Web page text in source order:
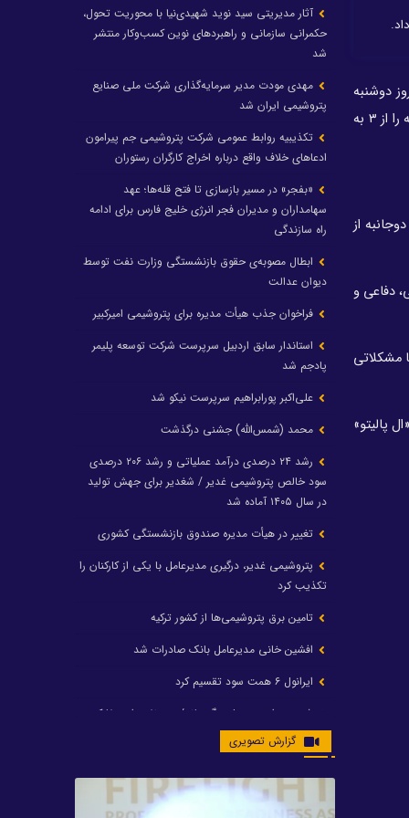
دوشنبه
در جریان سفر به کاراکاس پایتخت ونزوئلا بر افزایش تبادلات تجاری دو طرف تاکید کرد و گفت که دو طرف می‌خواهند حجم تجارت دوجانبه را از ۳ به
از
نفتی، دفاعی و
مشکلاتی
پالایشگاه «ال پالیتو»
آثار مدیریتی سید نوید شهیدی‌نیا با محوریت تحول،
حکمرانی سازمانی و راهبردهای نوین کسب‌وکار منتشر
شد
مهدی مودت مدیر سرمایه‌گذاری شرکت ملی صنایع
پتروشیمی ایران شد
تکذیبیه روابط عمومی شرکت پتروشیمی جم پیرامون
ادعاهای خلاف واقع درباره اخراج کارگران رستوران
«بفجر» در مسیر بازسازی تا فتح قله‌ها؛ عهد
سهامداران و مدیران فجر انرژی خلیج فارس برای ادامه
راه سازندگی
ابطال مصوبه‌ی حقوق بازنشستگی وزارت نفت توسط
دیوان عدالت
فراخوان جذب هیأت مدیره برای پتروشیمی امیرکبیر
استاندار سابق اردبیل سرپرست شرکت توسعه پلیمر
پادجم شد
علی‌اکبر پورابراهیم سرپرست نیکو شد
محمد (شمس‌الله) جشنی درگذشت
رشد ۲۴ درصدی درآمد عملیاتی و رشد ۲۰۶ درصدی
سود خالص پتروشیمی غدیر / شغدیر برای جهش تولید
در سال ۱۴۰۵ آماده شد
تغییر در هیأت مدیره صندوق بازنشستگی کشوری
پتروشیمی غدیر، درگیری مدیرعامل با یکی از کارکنان را
تکذیب کرد
تامین برق پتروشیمی‌ها از کشور ترکیه
افشین خانی مدیرعامل بانک صادرات شد
ایرانول ۶ همت سود تقسیم کرد
شریعتمداری در هلدینگ ماند/ وزیرنفت استعفا کرد
با حکم رئیس‌جمهور؛ دکتر عسکری‌آزاد و دکتر مروتی در
منصوب شدند
گزارش تصویری